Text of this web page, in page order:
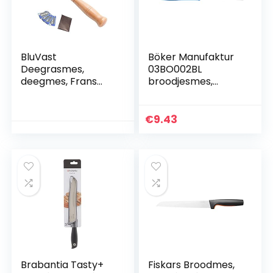
BluVast
Deegrasmes,
deegmes, Frans
doe-het-zelf
brooddeegpatrone
n
Böker Manufaktur
03BO002BL
broodjesmes,
€9.43
Brabantia Tasty+
Fiskars Broodmes,